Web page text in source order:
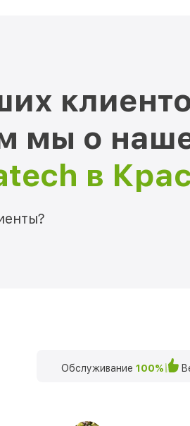
мы о
в
Обслуживание 100%